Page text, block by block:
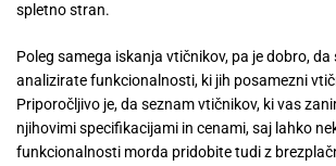
spletno stran.
Poleg samega iskanja vtičnikov, pa je dobro, da
analizirate funkcionalnosti, ki jih posamezni
Priporočljivo je, da seznam vtičnikov, ki vas
njihovimi specifikacijami in cenami, saj lahko
funkcionalnosti morda pridobite tudi z